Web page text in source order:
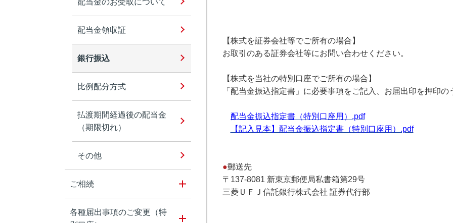
配当金のお受取について
配当金領収証
銀行振込
比例配分方式
払渡期間経過後の配当金
（期限切れ）
その他
ご相続
各種届出事項のご変更（特
【株式を証券会社等でご所有の場合】
お取引のある証券会社等にお問い合わせください。
【株式を当社の特別口座でご所有の場合】
「配当金振込指定書」に必要事項をご記入、お届出印を押印の
配当金振込指定書（特別口座用）.pdf
【記入見本】配当金振込指定書（特別口座用）.pdf
●郵送先
〒137-8081 新東京郵便局私書箱第29号
三菱ＵＦＪ信託銀行株式会社 証券代行部